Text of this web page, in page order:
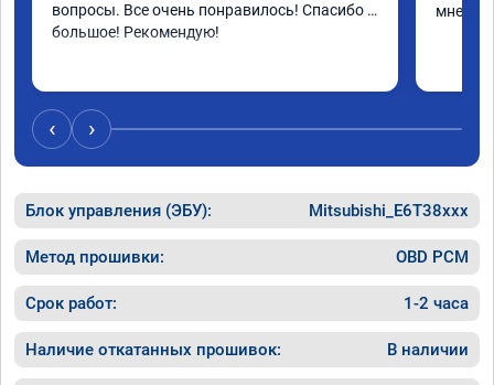
вопросы. Все очень понравилось! Спасибо
большое! Рекомендую!
мне
‹ ›
Блок управления (ЭБУ): Mitsubishi_E6T38xxx
Метод прошивки: OBD PCM
Срок работ: 1-2 часа
Наличие откатанных прошивок: В наличии